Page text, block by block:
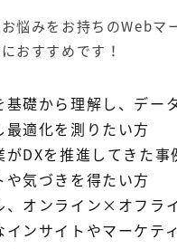
悩みをお持ちのWebマ
おすすめです！
基礎から理解し、デー
最適化を測りたい方
がDXを推進してきた事
や気づきを得たい方
オンライン×オフラ
インサイトやマーケテ